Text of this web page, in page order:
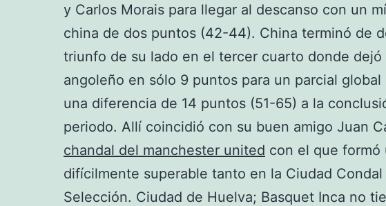
y Carlos Morais para llegar al descanso con un
china de dos puntos (42-44). China terminó de
triunfo de su lado en el tercer cuarto donde dejó
angoleño en sólo 9 puntos para un parcial global
una diferencia de 14 puntos (51-65) a la
periodo. Allí coincidió con su buen amigo Juan
chandal del manchester united con el que formó
difícilmente superable tanto en la Ciudad
Selección. Ciudad de Huelva; Basquet Inca no